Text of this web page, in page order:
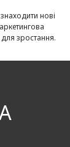
нові
для зростання.